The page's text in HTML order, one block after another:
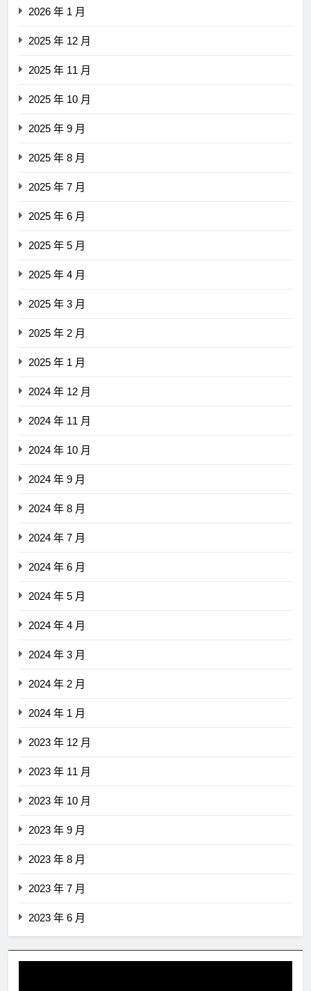
2026 年 1 月
2025 年 12 月
2025 年 11 月
2025 年 10 月
2025 年 9 月
2025 年 8 月
2025 年 7 月
2025 年 6 月
2025 年 5 月
2025 年 4 月
2025 年 3 月
2025 年 2 月
2025 年 1 月
2024 年 12 月
2024 年 11 月
2024 年 10 月
2024 年 9 月
2024 年 8 月
2024 年 7 月
2024 年 6 月
2024 年 5 月
2024 年 4 月
2024 年 3 月
2024 年 2 月
2024 年 1 月
2023 年 12 月
2023 年 11 月
2023 年 10 月
2023 年 9 月
2023 年 8 月
2023 年 7 月
2023 年 6 月